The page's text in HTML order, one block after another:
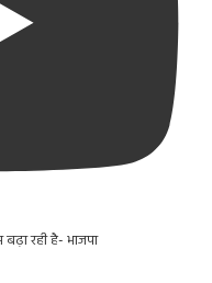
रही है- भाजपा